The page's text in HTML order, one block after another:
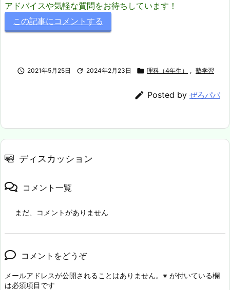
アドバイスや気軽な質問をお待ちしています！
この記事にコメントする
 2021年5月25日  2024年2月23日  理科（4年生） , 塾学習
 Posted by ぜろパパ
ディスカッション
コメント一覧
まだ、コメントがありません
コメントをどうぞ
メールアドレスが公開されることはありません。 ※ が付いている欄
は必須項目です